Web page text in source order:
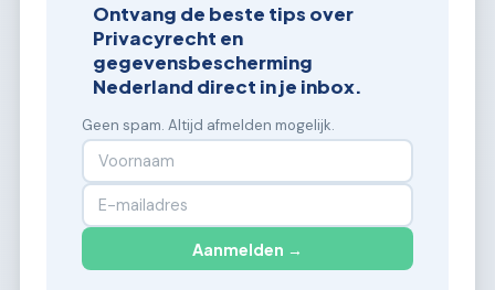
Ontvang de beste tips over
Privacyrecht en
gegevensbescherming
Nederland direct in je inbox.
Geen spam. Altijd afmelden mogelijk.
Aanmelden →